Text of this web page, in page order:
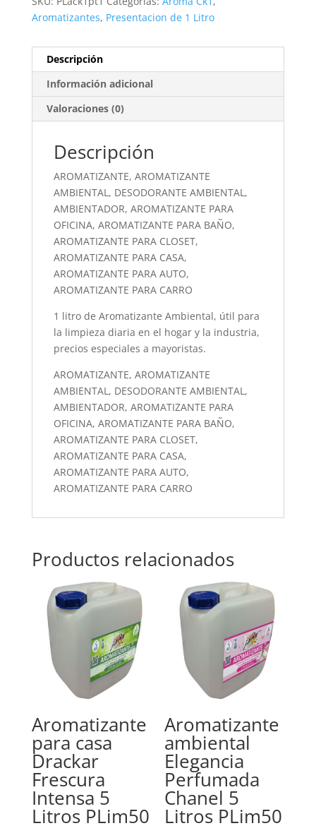
Aromatizantes, Presentacion de 1 Litro
Descripción
Información adicional
Valoraciones (0)
Descripción
AROMATIZANTE, AROMATIZANTE
AMBIENTAL, DESODORANTE AMBIENTAL,
AMBIENTADOR, AROMATIZANTE PARA
OFICINA, AROMATIZANTE PARA BAÑO,
AROMATIZANTE PARA CLOSET,
AROMATIZANTE PARA CASA,
AROMATIZANTE PARA AUTO,
AROMATIZANTE PARA CARRO
1 litro de Aromatizante Ambiental, útil para
la limpieza diaria en el hogar y la industria,
precios especiales a mayoristas.
AROMATIZANTE, AROMATIZANTE
AMBIENTAL, DESODORANTE AMBIENTAL,
AMBIENTADOR, AROMATIZANTE PARA
OFICINA, AROMATIZANTE PARA BAÑO,
AROMATIZANTE PARA CLOSET,
AROMATIZANTE PARA CASA,
AROMATIZANTE PARA AUTO,
AROMATIZANTE PARA CARRO
Productos relacionados
Aromatizante
para casa
Drackar
Frescura
Intensa 5
Litros PLim50
Aromatizante
ambiental
Elegancia
Perfumada
Chanel 5
Litros PLim50